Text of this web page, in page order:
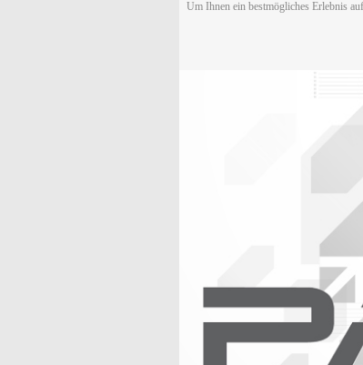
Um Ihnen ein bestmögliches Erlebnis